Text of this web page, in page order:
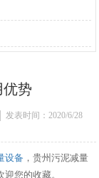
势
发表时间：2020/6/28
设备 ，贵州污泥减量
您的收藏。